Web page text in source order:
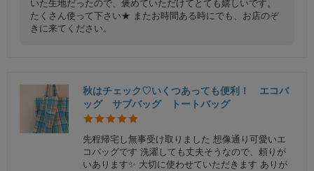
いた生地だったので、褒めていただけてとても嬉しいです。
たくさん使って下さい★ またお時間ある時にでも、お店のぞ
きに来てください。
秋はチェック♡いくつあっても便利！ エコバ
ッグ サブバッグ トートバッグ
先程帰宅し無事受け取りました 想像通り可愛いエ
コバッグです 洗濯しても丈夫そうなので、頼りが
いあります✨ 大切に使わせていただきます ありが